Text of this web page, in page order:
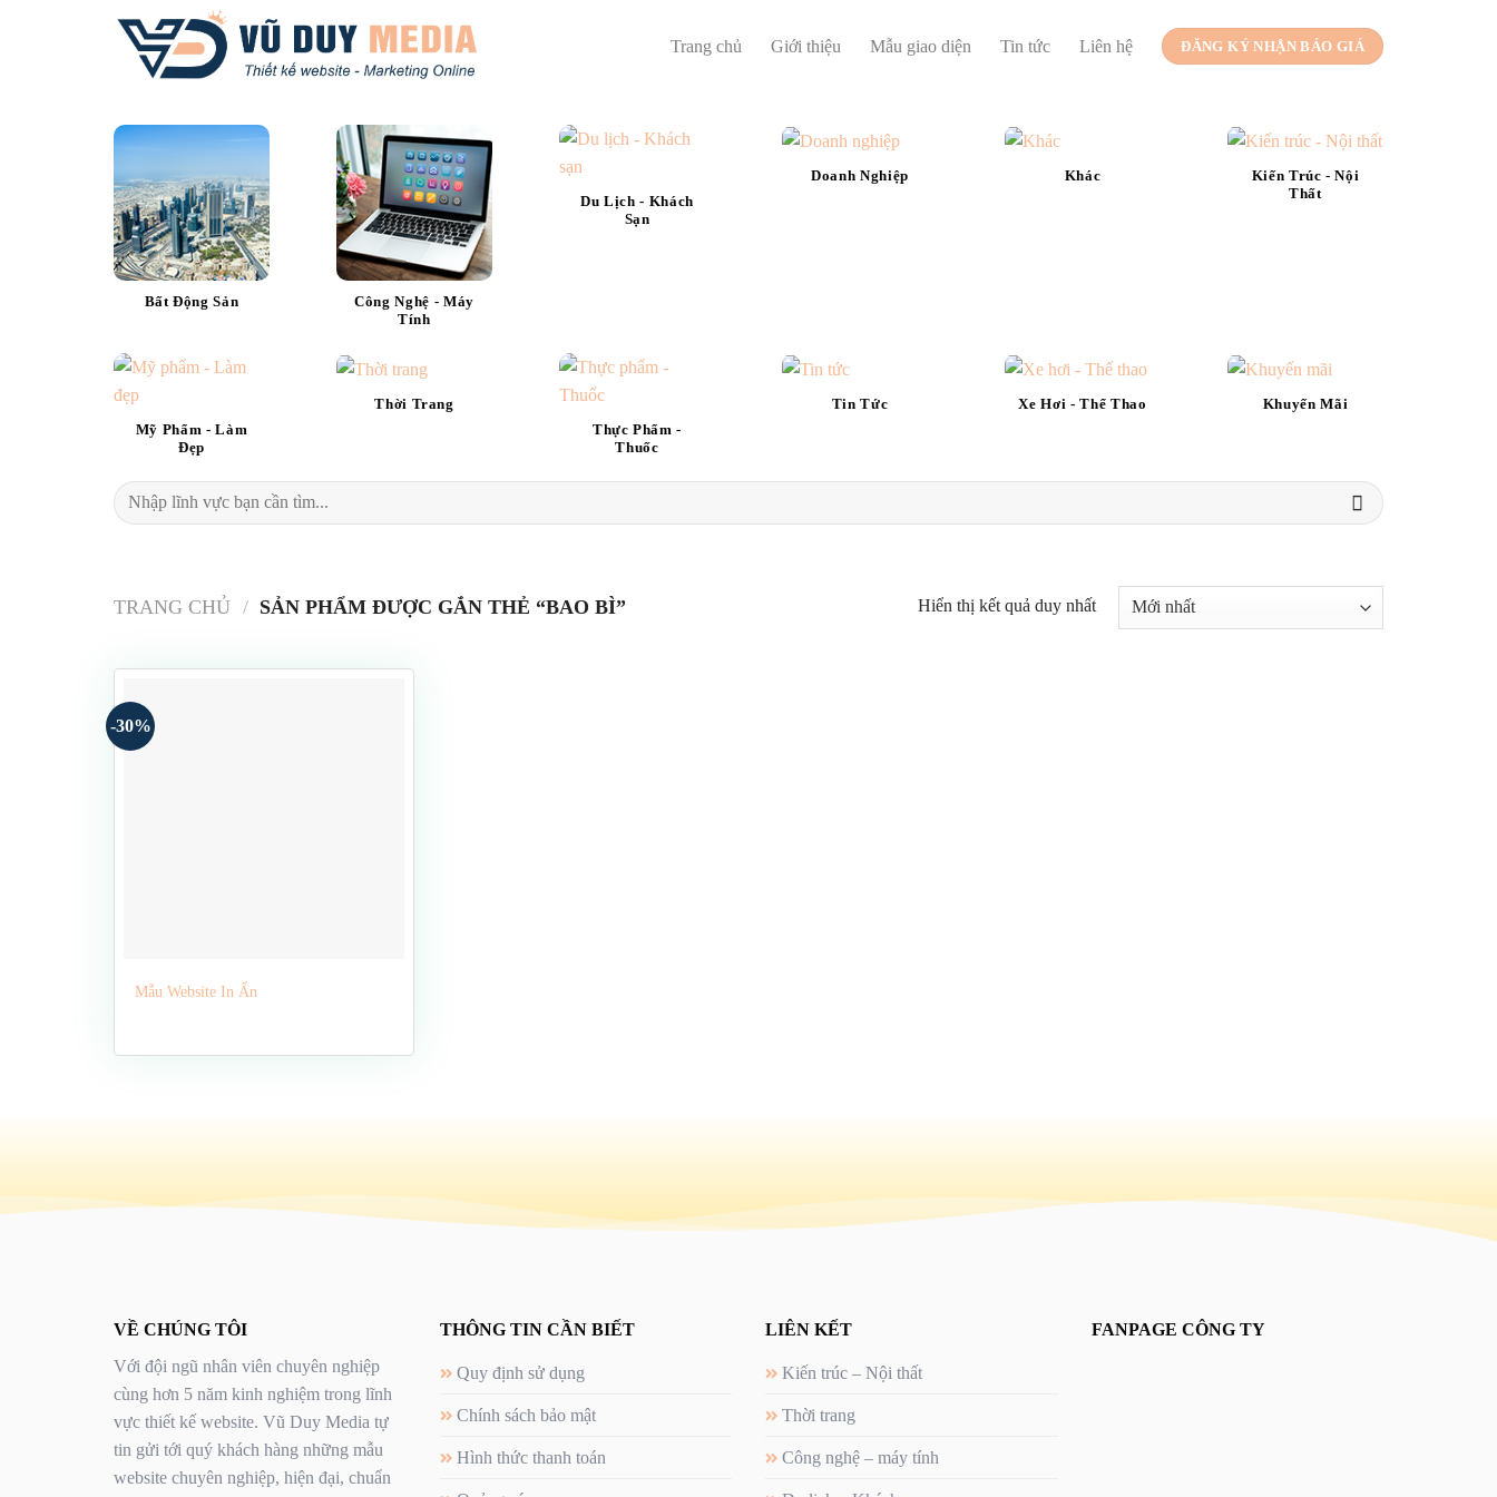
Trang chủ Giới thiệu Mẫu giao diện Tin tức Liên hệ ĐĂNG KÝ NHẬN BÁO GIÁ
Bất Động Sản
Công Nghệ - Máy
Tính
Du Lịch - Khách
Sạn
Doanh Nghiệp Khác
Kiến Trúc - Nội
Thất
Mỹ Phẩm - Làm
Đẹp
Thời Trang
Thực Phẩm -
Thuốc
Tin Tức Xe Hơi - Thể Thao Khuyến Mãi
Tìm
kiếm:
TRANG CHỦ / SẢN PHẨM ĐƯỢC GẮN THẺ “BAO BÌ” Hiển thị kết quả duy nhất
-30%
Mẫu Website In Ấn
VỀ CHÚNG TÔI
Với đội ngũ nhân viên chuyên nghiệp
cùng hơn 5 năm kinh nghiệm trong lĩnh
vực thiết kế website. Vũ Duy Media tự
tin gửi tới quý khách hàng những mẫu
website chuyên nghiệp, hiện đại, chuẩn
THÔNG TIN CẦN BIẾT
Quy định sử dụng
Chính sách bảo mật
Hình thức thanh toán
LIÊN KẾT
Kiến trúc – Nội thất
Thời trang
Công nghệ – máy tính
FANPAGE CÔNG TY